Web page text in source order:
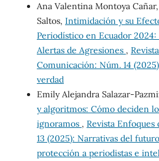
Ana Valentina Montoya
Saltos, Intimidación y su
Periodístico en Ecuador 2024:
Alertas de Agresiones ,
Comunicación: Núm. 14
verdad
Emily Alejandra Salazar-
y algoritmos: Cómo deciden
ignoramos , Revista
13 (2025): Narrativas del
protección a periodistas e